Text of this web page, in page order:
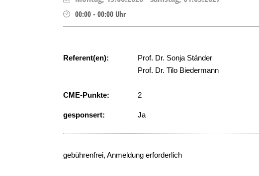
00:00 - 00:00 Uhr
Referent(en):
Prof. Dr. Sonja Ständer
Prof. Dr. Tilo Biedermann
CME-Punkte: 2
gesponsert: Ja
gebührenfrei, Anmeldung erforderlich